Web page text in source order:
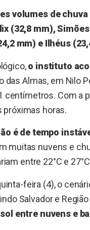
volumes de
(32,8 mm),
mm) e Ilhéus
o instituto
das Almas, em Nilo
centímetros. Com a
próximas horas.
é de tempo
muitas nuvens e
entre 22°C e
feira (4), o
Salvador e
entre nuvens e